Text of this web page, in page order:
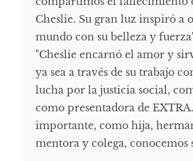
Cheslie. Su gran luz inspiró a
mundo con su belleza y
"Cheslie encarnó el amor y
ya sea a través de su trabajo
lucha por la justicia social,
como presentadora de
importante, como hija,
mentora y colega, conocemos